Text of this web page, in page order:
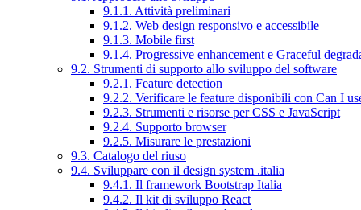
9.1.1. Attività preliminari
9.1.2. Web design responsivo e accessibile
9.1.3. Mobile first
9.1.4. Progressive enhancement e Graceful
9.2. Strumenti di supporto allo sviluppo del software
9.2.1. Feature detection
9.2.2. Verificare le feature disponibili con Can I
9.2.3. Strumenti e risorse per CSS e JavaScript
9.2.4. Supporto browser
9.2.5. Misurare le prestazioni
9.3. Catalogo del riuso
9.4. Sviluppare con il design system .italia
9.4.1. Il framework Bootstrap Italia
9.4.2. Il kit di sviluppo React